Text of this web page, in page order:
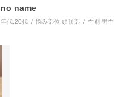
no name
年代:20代 悩み部位:頭頂部 性別:男性